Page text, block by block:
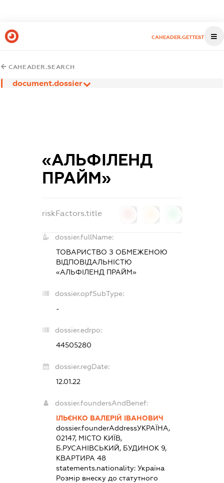
CAHEADER.GETTEST
CAHEADER.SEARCH
document.dossier
«АЛЬФІЛЕНД
ПРАЙМ»
riskFactors.title
dossier.fullName:
ТОВАРИСТВО З ОБМЕЖЕНОЮ
ВІДПОВІДАЛЬНІСТЮ
«АЛЬФІЛЕНД ПРАЙМ»
dossier.opfSubType:
-
dossier.edrpo:
44505280
dossier.regDate:
12.01.22
dossier.foundersAndBenef:
ІЛЬЄНКО ВАЛЕРІЙ ІВАНОВИЧ
dossier.founderAddressУКРАЇНА,
02147, МІСТО КИЇВ,
Б.РУСАНІВСЬКИЙ, БУДИНОК 9,
КВАРТИРА 48
statements.nationality:Україна
Розмір внеску до статутного